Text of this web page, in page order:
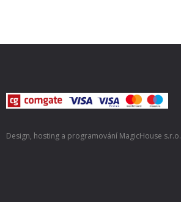
Design, hosting a programování MagicHouse s.r.o.